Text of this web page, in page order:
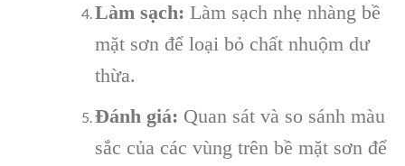
Làm sạch: Làm sạch nhẹ nhàng bề
mặt sơn để loại bỏ chất nhuộm dư
thừa.
Đánh giá: Quan sát và so sánh màu
sắc của các vùng trên bề mặt sơn để